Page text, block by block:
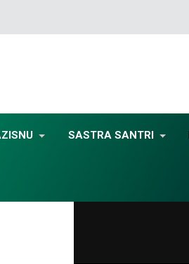
SASTRA SANTRI